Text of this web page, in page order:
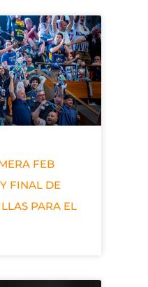
FEB
FINAL DE
PARA EL